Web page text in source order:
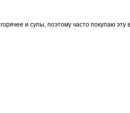
и супы, поэтому часто покупаю